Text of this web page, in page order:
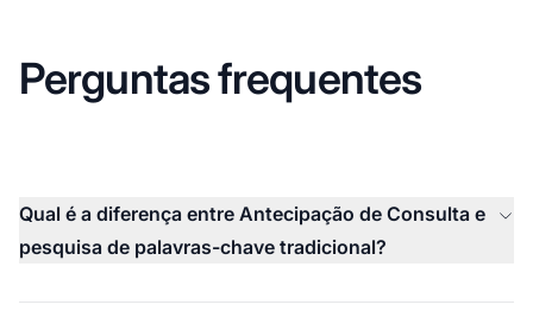
Perguntas frequentes
Qual é a diferença entre Antecipação de Consulta e
pesquisa de palavras-chave tradicional?